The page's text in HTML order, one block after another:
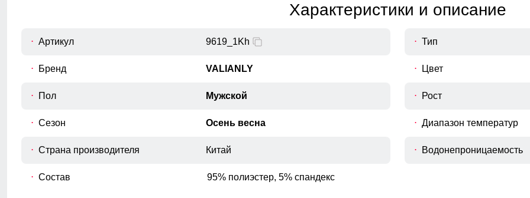
Измеряется вокруг самой широкой
части бедер и ягодиц.
Характеристики и описание
Артикул 9619_1Kh
Бренд VALIANLY
Пол Мужской
Сезон Осень весна
Страна производителя Китай
Тип
Цвет
Рост
Диапазон температур
Водонепроницаемость
Состав 95% полиэстер, 5% спандекс